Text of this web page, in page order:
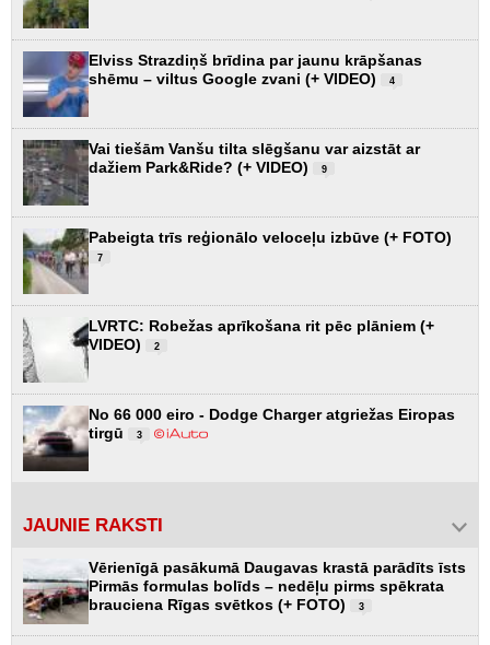
Elviss Strazdiņš brīdina par jaunu krāpšanas
shēmu – viltus Google zvani (+ VIDEO)
4
Vai tiešām Vanšu tilta slēgšanu var aizstāt ar
dažiem Park&Ride? (+ VIDEO)
9
Pabeigta trīs reģionālo veloceļu izbūve (+ FOTO)
7
LVRTC: Robežas aprīkošana rit pēc plāniem (+
VIDEO)
2
No 66 000 eiro - Dodge Charger atgriežas Eiropas
tirgū
3
JAUNIE RAKSTI
Vērienīgā pasākumā Daugavas krastā parādīts īsts
Pirmās formulas bolīds – nedēļu pirms spēkrata
brauciena Rīgas svētkos (+ FOTO)
3